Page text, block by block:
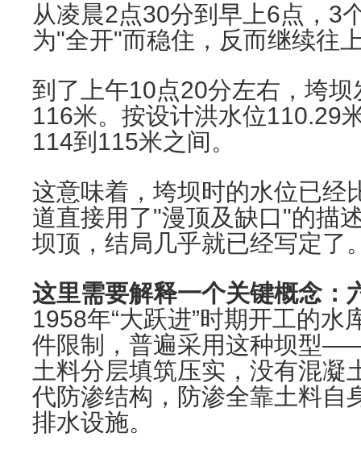
从凌晨2点30分到早上6点，3
为"全开"而稳住，反而继续往
到了上午10点20分左右，垮
116米。按设计洪水位110.29
114到115米之间。
这意味着，垮坝时的水位已经
道直接用了"漫顶及缺口"的描
坝顶，结局几乎就已经写定了
这里需要解释一个关键概念：
1958年“大跃进”时期开工的
件限制，普遍采用这种坝型
土料分层填筑压实，没有混凝
代防渗结构，防渗全靠土料自
排水设施。